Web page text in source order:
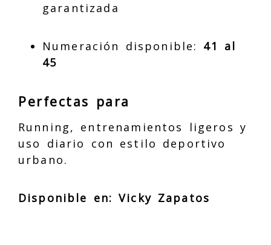
garantizada
Numeración disponible: 41 al
45
Perfectas para
Running, entrenamientos ligeros y
uso diario con estilo deportivo
urbano.
Disponible en: Vicky Zapatos